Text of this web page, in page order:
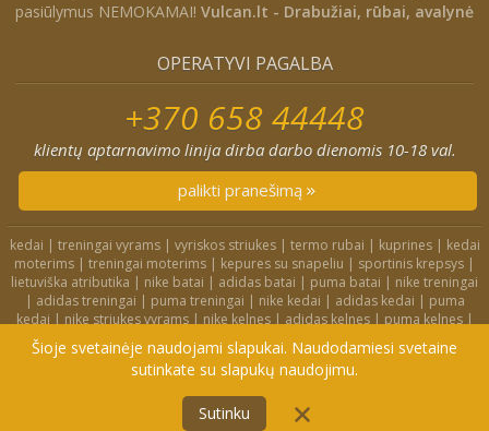
Į KREPŠELĮ
pasiūlymus NEMOKAMAI! Vulcan.lt - Drabužiai, rūbai, avalynė
OPERATYVI PAGALBA
+370 658 44448
klientų aptarnavimo linija dirba darbo dienomis 10-18 val.
palikti pranešimą
kedai | treningai vyrams| vyriskos striukes| termo rubai | kuprines| kedai
moterims | treningai moterims | kepures su snapeliu | sportinis krepsys |
lietuviška atributika | nike batai | adidas batai | puma batai | nike treningai
| adidas treningai | puma treningai | nike kedai | adidas kedai | puma
kedai | nike striukes vyrams| nike kelnes| adidas kelnes| puma kelnes|
nike kuprines
nike kojines nike treningai moterims
adidas striukes|nike dzemperiai|nike tampres
Didelių dydžių rūbai|Treningai
© 2006-2022 Vulcan.lt
Šioje svetainėje naudojami slapukai. Naudodamiesi svetaine
sutinkate su slapukų naudojimu.
Sutinku